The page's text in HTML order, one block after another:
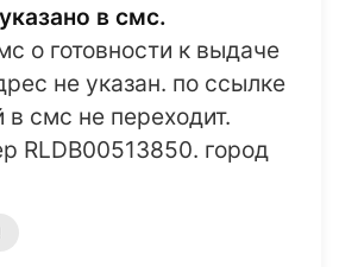
в смс.
о готовности к выдаче
не указан. по ссылке
в смс не переходит.
RLDB00513850. город